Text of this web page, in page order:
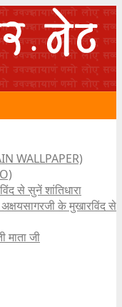
WALLPAPER)
से सुनें शांतिधारा
के मुखारविंद से
माता जी